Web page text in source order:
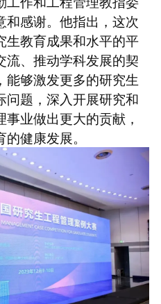
和感谢。他指出，这次
生教育成果和水平的平
流、推动学科发展的契
够激发更多的研究生
问题，深入开展研究和
业做出更大的贡献，
健康发展。